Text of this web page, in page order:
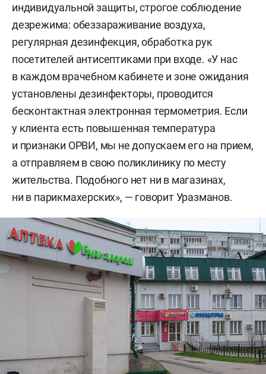
индивидуальной защиты, строгое соблюдение
дезрежима: обеззараживание воздуха,
регулярная дезинфекция, обработка рук
посетителей антисептиками при входе. «У нас
в каждом врачебном кабинете и зоне ожидания
установлены дезинфекторы, проводится
бесконтактная электронная термометрия. Если
у клиента есть повышенная температура
и признаки ОРВИ, мы не допускаем его на прием,
а отправляем в свою поликлинику по месту
жительства. Подобного нет ни в магазинах,
ни в парикмахерских», — говорит Уразманов.